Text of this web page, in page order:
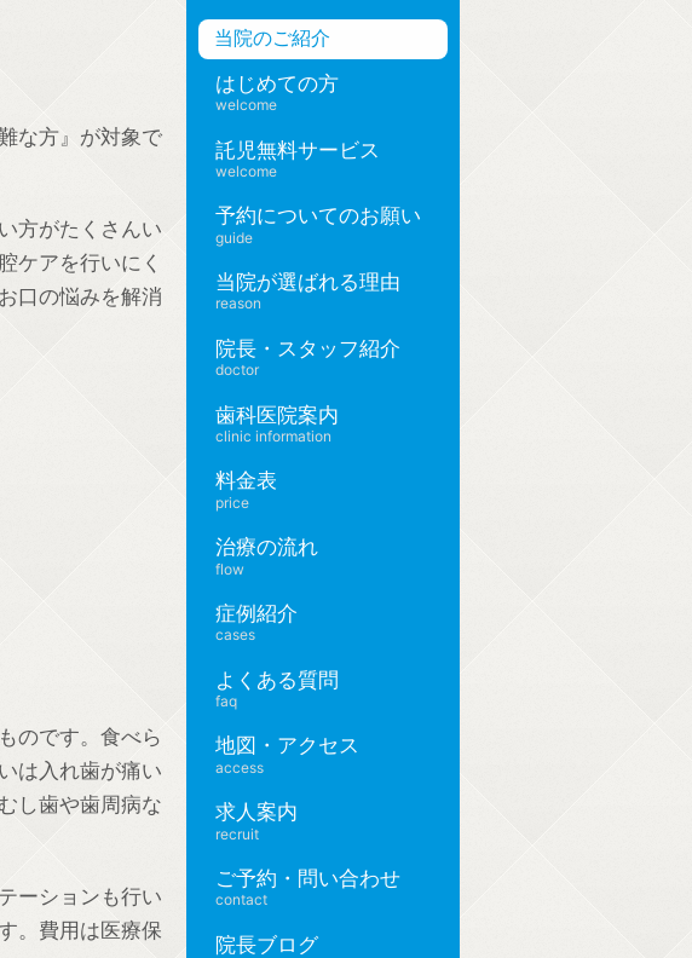
な方』が対象で
方がたくさんい
ケアを行いにく
口の悩みを解消
のです。食べら
は入れ歯が痛い
し歯や歯周病な
ーションも行い
。費用は医療保
当院のご紹介
はじめての方
welcome
託児無料サービス
welcome
予約についてのお願い
guide
当院が選ばれる理由
reason
院長・スタッフ紹介
doctor
歯科医院案内
clinic information
料金表
price
治療の流れ
flow
症例紹介
cases
よくある質問
faq
地図・アクセス
access
求人案内
recruit
ご予約・問い合わせ
contact
院長ブログ